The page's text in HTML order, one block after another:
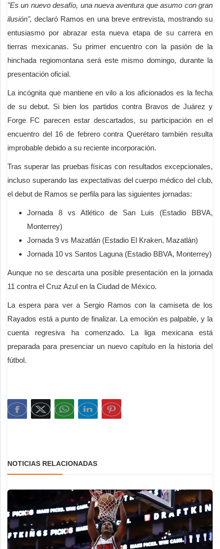
"Es un nuevo desafío, una nueva aventura que asumo con gran
ilusión", declaró Ramos en una breve entrevista, mostrando su
entusiasmo por abrazar esta nueva etapa de su carrera en
tierras mexicanas. Su primer encuentro con la pasión de la
hinchada regiomontana será este mismo domingo, durante la
presentación oficial.
La incógnita que mantiene en vilo a los aficionados es la fecha
de su debut. Si bien los partidos contra Bravos de Juárez y
Forge FC parecen estar descartados, su participación en el
encuentro del 16 de febrero contra Querétaro también resulta
improbable debido a su reciente incorporación.
Tras superar las pruebas físicas con resultados excepcionales,
incluso superando las expectativas del cuerpo médico del club,
el debut de Ramos se perfila para las siguientes jornadas:
Jornada 8 vs Atlético de San Luis (Estadio BBVA,
Monterrey)
Jornada 9 vs Mazatlán (Estadio El Kraken, Mazatlán)
Jornada 10 vs Santos Laguna (Estadio BBVA, Monterrey)
Aunque no se descarta una posible presentación en la jornada
11 contra el Cruz Azul en la Ciudad de México.
La espera para ver a Sergio Ramos con la camiseta de los
Rayados está a punto de finalizar. La emoción es palpable, y la
cuenta regresiva ha comenzado. La liga mexicana está
preparada para presenciar un nuevo capítulo en la historia del
fútbol.
NOTICIAS RELACIONADAS